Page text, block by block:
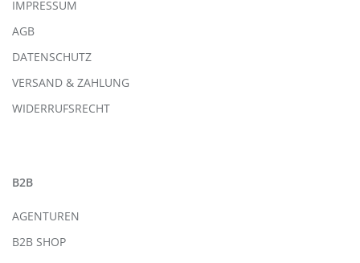
IMPRESSUM
AGB
DATENSCHUTZ
VERSAND & ZAHLUNG
WIDERRUFSRECHT
B2B
AGENTUREN
B2B SHOP